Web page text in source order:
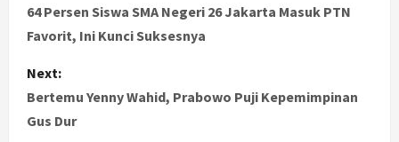
o
t
n
64 Persen Siswa SMA Negeri 26 Jakarta Masuk PTN
Favorit, Ini Kunci Suksesnya
Next:
Bertemu Yenny Wahid, Prabowo Puji Kepemimpinan
Gus Dur